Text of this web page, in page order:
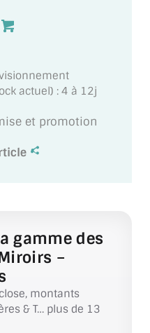
actuel) : 4 à 12j
et promotion
gamme des
–
montants
& T… plus de 13